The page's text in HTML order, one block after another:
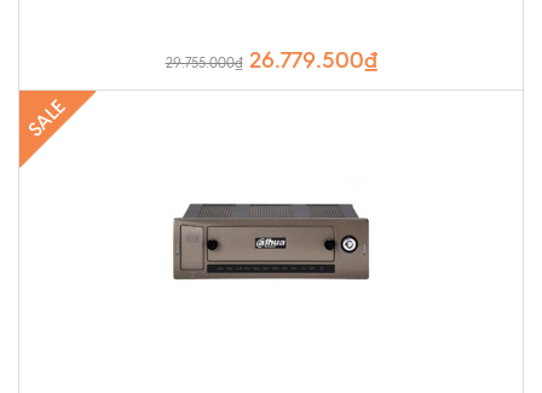
29.755.000₫ 26.779.500₫
SALE